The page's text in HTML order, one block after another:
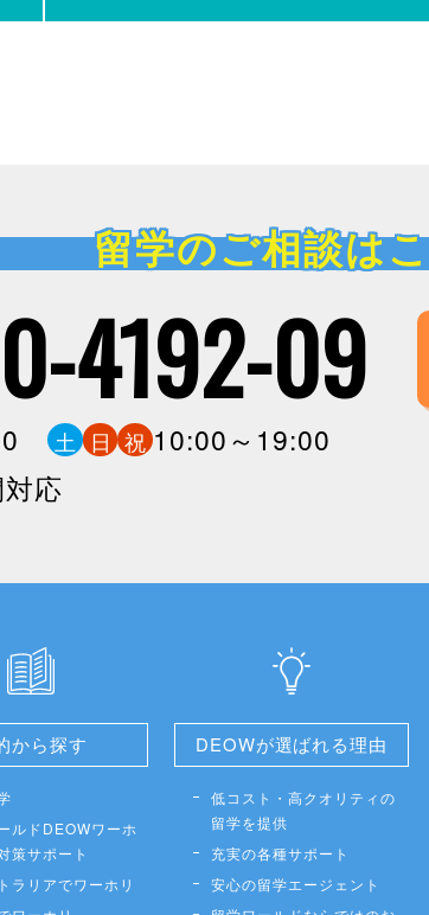
留学のご相談は
4192-09
土 日 祝 10:00～19:00
応
から探す
ルドDEOWワーホ
策サポート
ラリアでワーホリ
DEOWが選ばれる理由
低コスト・高クオリティの
留学を提供
充実の各種サポート
安心の留学エージェント